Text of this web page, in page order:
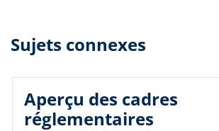
Sujets connexes
Aperçu des cadres
réglementaires